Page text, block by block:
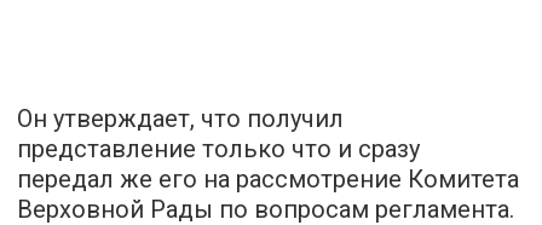
Он утверждает, что получил
представление только что и сразу
передал же его на рассмотрение Комитета
Верховной Рады по вопросам регламента.